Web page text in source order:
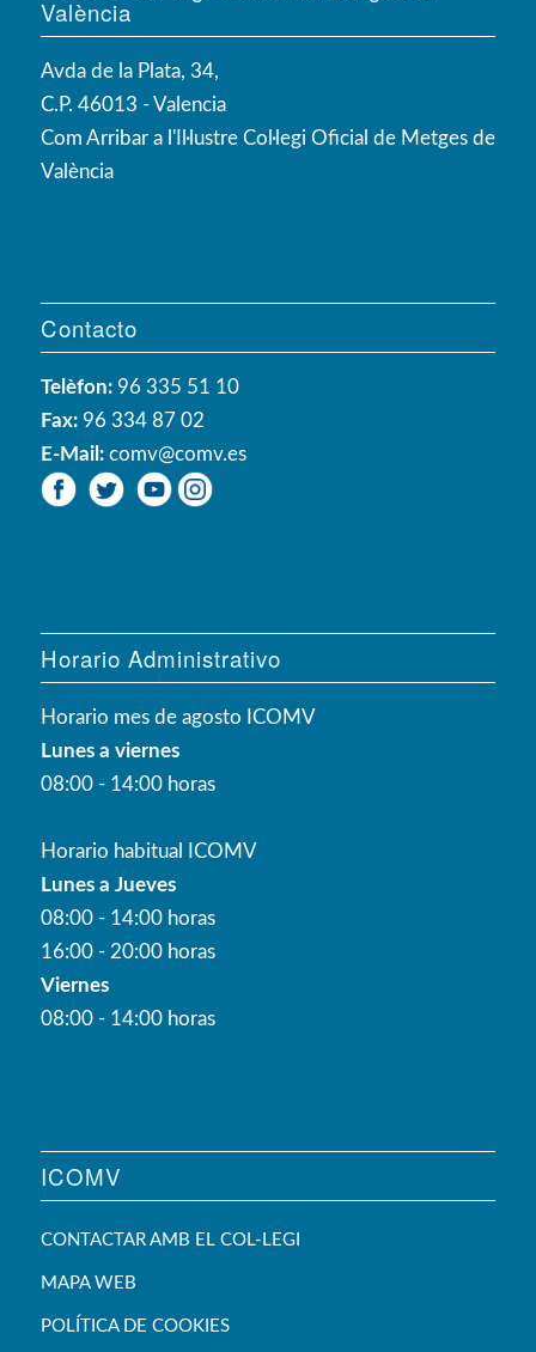
València
Avda de la Plata, 34,
C.P. 46013 - Valencia
Com Arribar a l'Il·lustre Col·legi Oficial de Metges de
València
Contacto
Telèfon: 96 335 51 10
Fax:96 334 87 02
E-Mail: comv@comv.es
Horario Administrativo
Horario mes de agosto ICOMV
Lunes a viernes
08:00 - 14:00 horas
Horario habitual ICOMV
Lunes a Jueves
08:00 - 14:00 horas
16:00 - 20:00 horas
Viernes
08:00 - 14:00 horas
ICOMV
CONTACTAR AMB EL COL-LEGI
MAPA WEB
POLÍTICA DE COOKIES